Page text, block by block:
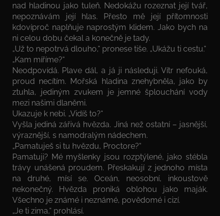
nad hladinou jako tuleň. Nedokážu rozeznat její tvář,
nepoznávám její hlas. Přesto mě její přítomnosti
kdovíproč naplňuje naprostým klidem. Jako bych na
ni celou dobu čekal a konečně je tady.
„Už to nepotrvá dlouho,“ pronese tiše. „Ukážu ti cestu.“
„Kam míříme?“
Neodpovídá. Plave dál, a já ji následuji. Vítr nefouká,
proud necítím. Mořská hladina znehybněla, jako by
ztuhla, jediným zvukem je jemné šplouchání vody
mezi našimi dlaněmi.
Ukazuje k nebi. „Vidíš to?“
Vyšla jediná zářivá hvězda. Jiná než ostatní – jasnější,
výraznější, s namodralým nádechem.
„Pamatuješ si tu hvězdu, Proctore?“
Pamatuji? Mé myšlenky jsou rozptýlené, jako stébla
trávy unášená proudem. Přeskakují z jednoho místa
na druhé, mísí se. Oceán, neosobní, inkoustově
nekonečný. Hvězda proniká oblohou jako maják.
Všechno je známé i neznámé, povědomé i cizí.
„Je ti zima,“ prohlásí.